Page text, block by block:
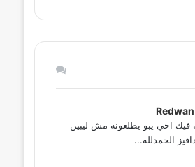
فيك اخي يبو يطلعونه مش ليبين
الحمدلله...